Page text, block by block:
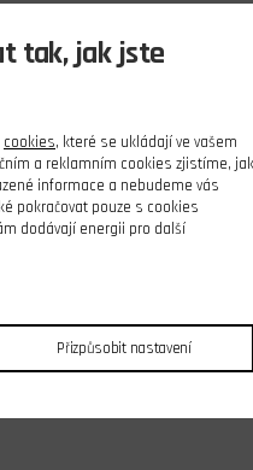
tak, jak jste
cookies, které se ukládají ve vašem
a reklamním cookies zjistíme, jak
informace a nebudeme vás
pokračovat pouze s cookies
dodávají energii pro další
Přizpůsobit nastavení